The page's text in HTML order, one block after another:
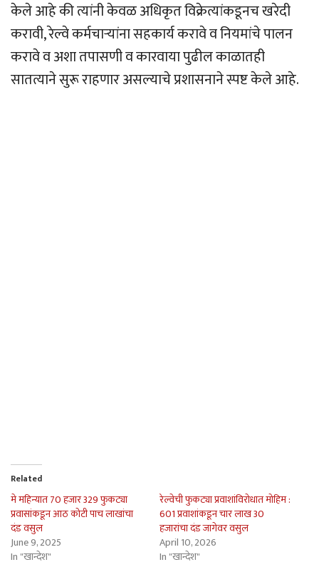
केले आहे की त्यांनी केवळ अधिकृत विक्रेत्यांकडूनच खरेदी
करावी, रेल्वे कर्मचार्‍यांना सहकार्य करावे व नियमांचे पालन
करावे व अशा तपासणी व कारवाया पुढील काळातही
सातत्याने सुरू राहणार असल्याचे प्रशासनाने स्पष्ट केले आहे.
Related
मे महिन्यात 70 हजार 329 फुकट्या
प्रवासांकडून आठ कोटी पाच लाखांचा
दंड वसुल
June 9, 2025
In "खान्देश"
रेल्वेची फुकट्या प्रवाशांविरोधात मोहिम :
601 प्रवाशांकडून चार लाख 30
हजारांचा दंड जागेवर वसुल
April 10, 2026
In "खान्देश"